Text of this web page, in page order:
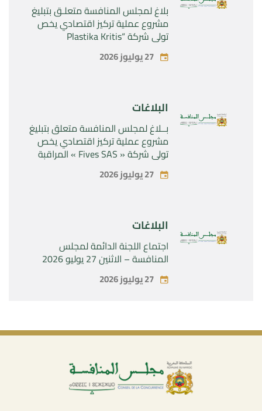
بلاغ لمجلس المنافسة متعلـق بتبليغ
مشروع عملية تركيز اقتصادي يخص
تولي شركة “Plastika Kritis
SA”المراقبة الحصرية لشركة
“Naturplas Industrial SARL” 27 يوليوز 2026
البلاغات
بــلاغ لمجلس المنافسة متعلق بتبليغ
مشروع عملية تركيز اقتصادي يخص
تولي شركة « Fives SAS » المراقبة
SAS »27 يوليوز 2026
البلاغات
اجتماع اللجنة الدائمة لمجلس
المنافسة – الاثنين 27 يوليو 2026
27 يوليوز 2026